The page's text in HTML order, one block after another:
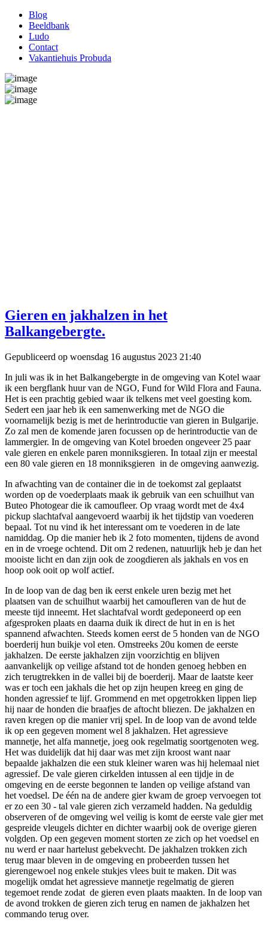
Blog
Beeldbank
Ludo
Contact
Vakantiehuis Probuda
Gieren en jakhalzen in het
Balkangebergte.
Gepubliceerd op woensdag 16 augustus 2023 21:40
In juli was ik in het Balkangebergte in de omgeving van Kotel waar
ik een bergflank huur van de NGO, Fund for Wild Flora and Fauna.
Het is een prachtig gebied waar ik telkens met veel goesting kom.
Sedert een jaar heb ik een samenwerking met de NGO die
voornamelijk bezig is met de herintroductie van gieren in Bulgarije.
Zo zal men de komende jaren focussen op de herintroductie van de
lammergier. In de omgeving van Kotel broeden ongeveer 25 paar
vale gieren en enkele paren monniksgieren. In totaal zijn er meestal
een 80 vale gieren en 18 monniksgieren in de omgeving aanwezig.
In afwachting van de container die in de toekomst zal geplaatst
worden op de voederplaats maak ik gebruik van een schuilhut van
Buteo Photogear die ik camoufleer. Op vraag wordt met de 4x4
pickup slachtafval aangevoerd waarbij ik het tijdstip van voederen
bepaal. Tot nu vind ik het interessant om te voederen in de late
namiddag. Op die manier heb ik 2 foto momenten, tijdens de avond
en in de vroege ochtend. Dit om 2 redenen, natuurlijk heb je dan het
mooiste licht en dan zijn ook de zoogdieren als jakhals en vos en
hoop ook ooit op wolf actief.
In de loop van de dag ben ik eerst enkele uren bezig met het
plaatsen van de schuilhut waarbij het camoufleren van de hut de
meeste tijd inneemt. Het slachtafval wordt gedeponeerd op een
afgesproken plaats en daarna duik ik direct de hut in en is het
spannend afwachten. Steeds komen eerst de 5 honden van de NGO
boerderij hun buikje vol eten. Omstreeks 20u komen de eerste
jakhalzen. De eerste jakhalzen zijn voorzichtig en blijven
aanvankelijk op veilige afstand tot de honden genoeg hebben en
zich terugtrekken in de vallei bij de boerderij. Maar de laatste keer
was er toch een jakhals die het op zijn heupen kreeg en ging de
honden agressief te lijf. Grommend en met opgetrokken lippen liep
hij naar de honden die braafjes de aftocht bliezen. De jakhalzen en
raven kregen op die manier vrij spel. In de loop van de avond telde
ik op een gegeven moment wel 8 jakhalzen. Het agressieve
mannetje, het alfa mannetje, joeg ook regelmatig soortgenoten weg.
Het was duidelijk dat hij daar was met zijn kroost want naar
bepaalde jakhalzen die een stuk kleiner waren was hij helemaal niet
agressief. De vale gieren cirkelden intussen al een tijdje in de
omgeving en de eerste begonnen te landen op veilige afstand van
het voedsel. De één na de andere gier kwam de groep vervoegen tot
er zo een 30 - tal vale gieren zich verzameld hadden. Na geduldig
observeren of de omgeving wel veilig is komt de eerste vale gier met
gespreide vleugels dichter en dichter waarbij ook de overige gieren
volgden. Op een gegeven moment storten ze zich op het voedsel en
nu werd er naar hartelust gebekvecht. De jakhalzen trokken zich
terug maar bleven in de omgeving en probeerden tussen het
gierengewoel nog enkele stukjes vlees buit te maken. Dit was
mogelijk omdat het agressieve mannetje regelmatig de gieren
tegemoet rende zodat de gieren even plaats maakten. In de loop van
de avond trokken de gieren zich terug en namen de jakhalzen het
commando terug over.